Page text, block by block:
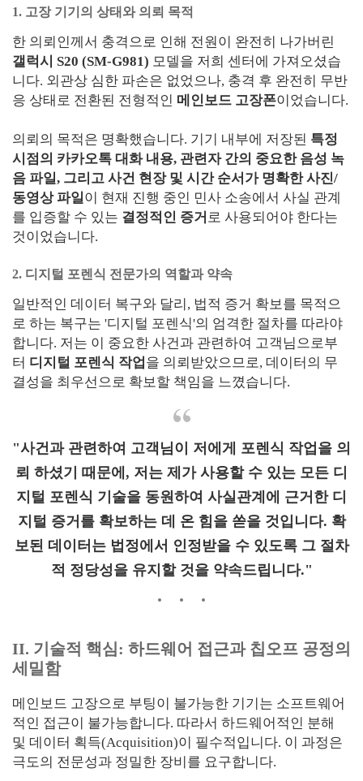
1. 고장 기기의 상태와 의뢰 목적
한 의뢰인께서 충격으로 인해 전원이 완전히 나가버린
갤럭시 S20 (SM-G981) 모델을 저희 센터에 가져오셨습
니다. 외관상 심한 파손은 없었으나, 충격 후 완전히 무반
응 상태로 전환된 전형적인 메인보드 고장폰이었습니다.
의뢰의 목적은 명확했습니다. 기기 내부에 저장된 특정
시점의 카카오톡 대화 내용, 관련자 간의 중요한 음성 녹
음 파일, 그리고 사건 현장 및 시간 순서가 명확한 사진/
동영상 파일이 현재 진행 중인 민사 소송에서 사실 관계
를 입증할 수 있는 결정적인 증거 로 사용되어야 한다는
것이었습니다.
2. 디지털 포렌식 전문가의 역할과 약속
일반적인 데이터 복구와 달리, 법적 증거 확보를 목적으
로 하는 복구는 '디지털 포렌식'의 엄격한 절차를 따라야
합니다. 저는 이 중요한 사건과 관련하여 고객님으로부
터 디지털 포렌식 작업 을 의뢰받았으므로, 데이터의 무
결성을 최우선으로 확보할 책임을 느꼈습니다.
"사건과 관련하여 고객님이 저에게 포렌식 작업을 의
뢰 하셨기 때문에, 저는 제가 사용할 수 있는 모든 디
지털 포렌식 기술을 동원하여 사실관계에 근거한 디
지털 증거를 확보하는 데 온 힘을 쏟을 것입니다. 확
보된 데이터는 법정에서 인정받을 수 있도록 그 절차
적 정당성을 유지할 것을 약속드립니다."
II. 기술적 핵심: 하드웨어 접근과 칩오프 공정의
세밀함
메인보드 고장으로 부팅이 불가능한 기기는 소프트웨어
적인 접근이 불가능합니다. 따라서 하드웨어적인 분해
및 데이터 획득(Acquisition)이 필수적입니다. 이 과정은
극도의 전문성과 정밀한 장비를 요구합니다.